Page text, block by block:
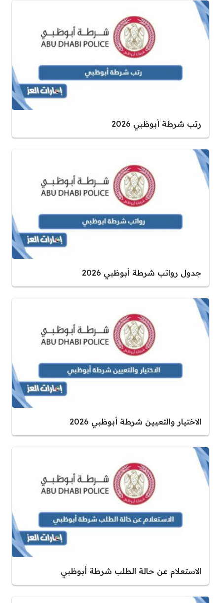
رتب شرطة أبوظبي 2026
جدول رواتب شرطة أبوظبي 2026
الاختيار والتعيين شرطة أبوظبي 2026
الاستعلام عن حالة الطلب شرطة أبوظبي